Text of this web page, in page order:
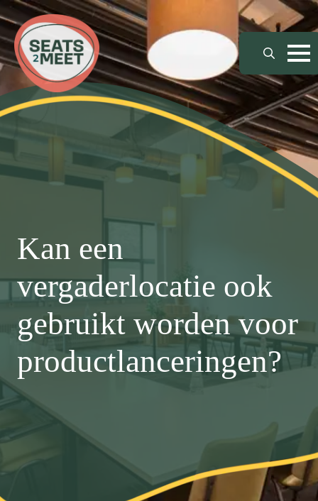
Search
for:
Kan een
vergaderlocatie ook
gebruikt worden voor
productlanceringen?